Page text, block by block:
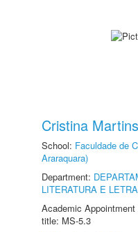
Cristina
School: Faculdade de
Araraquara)
Department:
LITERATURA E
Academic
title: MS-5.3